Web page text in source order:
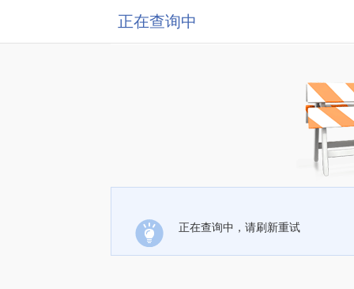
正在查询中
正在查询中，请刷新重试